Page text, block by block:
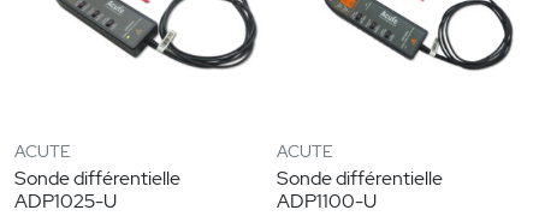
ACUTE
Sonde différentielle
ADP1025-U
ACUTE
Sonde différentielle
ADP1100-U